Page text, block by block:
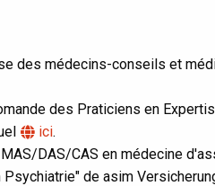
des médecins-conseils et
des Praticiens en
ici.
DAS/CAS en médecine
de asim